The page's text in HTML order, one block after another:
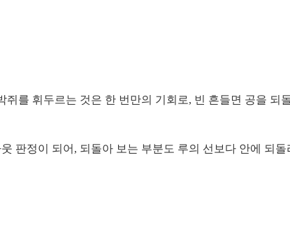
를 휘두르는 것은 한 번만의 기회로, 빈 흔들면 공을 되
판정이 되어, 되돌아 보는 부분도 루의 선보다 안에 되